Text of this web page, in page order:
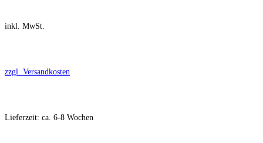
inkl. MwSt.
zzgl. Versandkosten
Lieferzeit: ca. 6-8 Wochen